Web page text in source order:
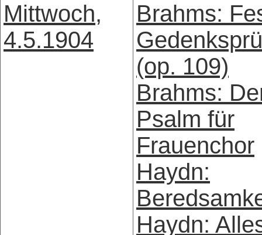
Mittwoch,
4.5.1904
Brahms:
(op. 109)
Brahms:
Psalm für
Frauenchor
Haydn:
Haydn: